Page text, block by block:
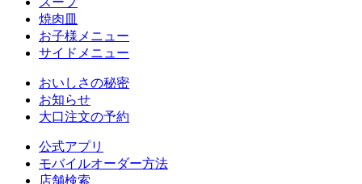
焼肉皿
お子様メニュー
サイドメニュー
おいしさの秘密
お知らせ
大口注文の予約
公式アプリ
モバイルオーダー方法
店舗検索